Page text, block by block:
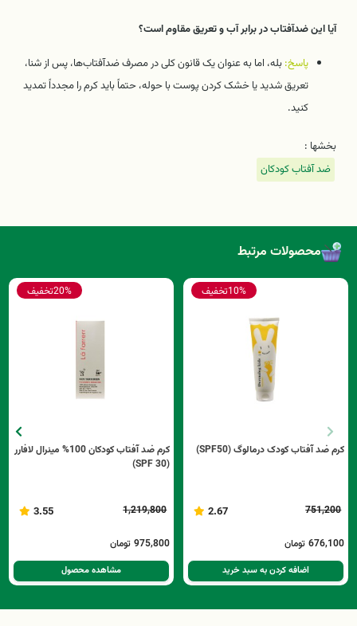
آیا این ضدآفتاب در برابر آب و تعریق مقاوم است؟
پاسخ:بله، اما به عنوان یک قانون کلی در مصرف ضدآفتاب‌ها، پس از شنا،
تعریق شدید یا خشک کردن پوست با حوله، حتماً باید کرم را مجدداً تمدید
کنید.
بخشها :
ضد آفتاب کودکان
محصولات مرتبط
10%تخفیف
کرم ضد آفتاب کودک درمالوگ (SPF50)
751,200
2.67
676,100 تومان
اضافه کردن به سبد خرید
20%تخفیف
کرم ضد آفتاب کودکان 100% مینرال لافارر
(SPF 30)
1,219,800
3.55
975,800 تومان
مشاهده محصول